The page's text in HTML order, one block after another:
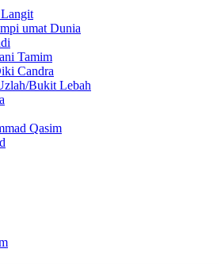
Langit
umat Dunia
Tamim
Candra
Bukit Lebah
Qasim